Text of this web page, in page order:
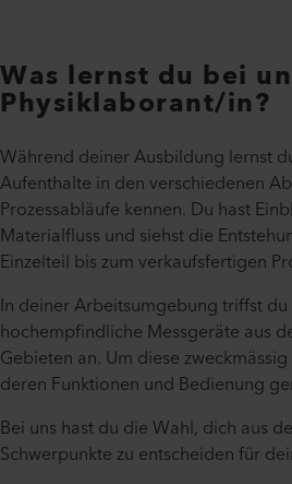
Was lernst du bei
Physiklaborant/in?
Während deiner Ausbildung lernst
Aufenthalte in den verschiedenen
Prozessabläufe kennen. Du hast
Materialfluss und siehst die
Einzelteil bis zum verkaufsfertigen
In deiner Arbeitsumgebung triffst
hochempfindliche Messgeräte aus
Gebieten an. Um diese
deren Funktionen und Bedienung
Bei uns hast du die Wahl, dich aus
Schwerpunkte zu entscheiden für